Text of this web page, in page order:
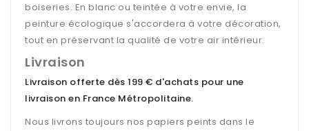
boiseries. En blanc ou teintée à votre envie, la
peinture écologique s'accordera à votre décoration,
tout en préservant la qualité de votre air intérieur.
Livraison
Livraison offerte dès 199 € d'achats pour une
livraison en France Métropolitaine.
Nous livrons toujours nos papiers peints dans le